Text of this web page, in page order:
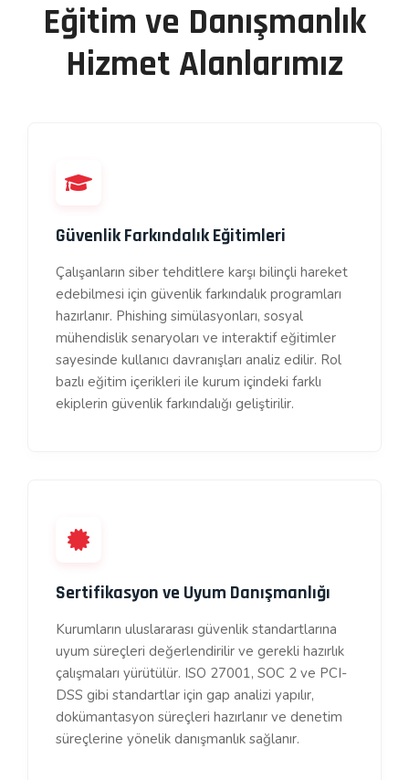
Eğitim ve Danışmanlık
Hizmet Alanlarımız
Güvenlik Farkındalık Eğitimleri
Çalışanların siber tehditlere karşı bilinçli hareket
edebilmesi için güvenlik farkındalık programları
hazırlanır. Phishing simülasyonları, sosyal
mühendislik senaryoları ve interaktif eğitimler
sayesinde kullanıcı davranışları analiz edilir. Rol
bazlı eğitim içerikleri ile kurum içindeki farklı
ekiplerin güvenlik farkındalığı geliştirilir.
Sertifikasyon ve Uyum Danışmanlığı
Kurumların uluslararası güvenlik standartlarına
uyum süreçleri değerlendirilir ve gerekli hazırlık
çalışmaları yürütülür. ISO 27001, SOC 2 ve PCI-
DSS gibi standartlar için gap analizi yapılır,
dokümantasyon süreçleri hazırlanır ve denetim
süreçlerine yönelik danışmanlık sağlanır.